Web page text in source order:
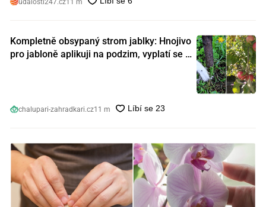
udalosti247.cz11 m
Kompletně obsypaný strom jablky: Hnojivo
pro jabloně aplikuji na podzim, vyplatí se s
chalupari-zahradkari.cz11 m